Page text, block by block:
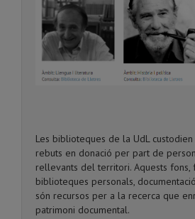
Les biblioteques de la UdL custodien
rebuts en donació per part de
rellevants del territori. Aquests fons,
biblioteques personals,
són recursos per a la recerca que
patrimoni documental.